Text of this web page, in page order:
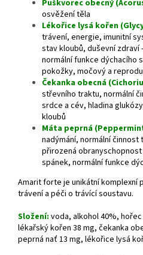
Puškvorec obecný
osvěžení těla
Lékořice lysá kořen
trávení, energie, imunitní
stav kloubů, duševní zdraví
normální funkce dýchacího
pokožky, močový a
Čekanka obecná
střevního traktu, normální
srdce a cév, hladina
kloubů
Máta peprná
nadýmání, normální
přirozená
spánek, normální funkce
Amarit forte je unikátní komplexní
trávení a péči o trávící soustavu.
Složení: voda, alkohol 40%,
lékařský kořen 38 mg, čekanka
peprná nať 13 mg, lékořice lysá